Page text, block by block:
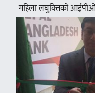
महिला लघुवित्तको